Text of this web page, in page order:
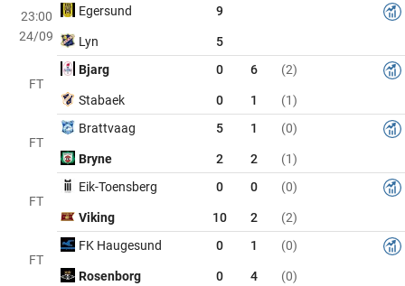
23:00
24/09
Egersund 9
Lyn 5
FT
Bjarg 0 6 (2)
Stabaek 0 1 (1)
FT
Brattvaag 5 1 (0)
Bryne 2 2 (1)
FT
Eik-Toensberg 0 0 (0)
Viking 10 2 (2)
FT
FK Haugesund 0 1 (0)
Rosenborg 0 4 (0)